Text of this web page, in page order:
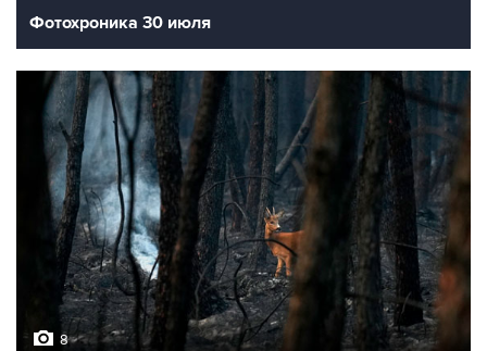
Фотохроника 30 июля
8